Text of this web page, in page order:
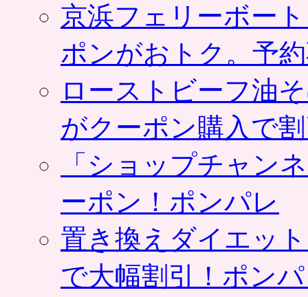
京浜フェリーボー
ポンがおトク。予
ローストビーフ油
がクーポン購入で
「ショップチャン
ーポン！ポンパレ
置き換えダイエッ
で大幅割引！ポン